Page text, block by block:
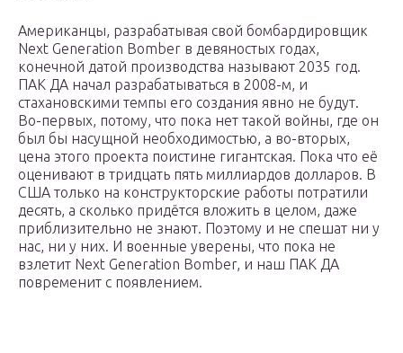
Американцы, разрабатывая свой бомбардировщик
Next Generation Bomber в девяностых годах,
конечной датой производства называют 2035 год.
ПАК ДА начал разрабатываться в 2008-м, и
стахановскими темпы его создания явно не будут.
Во-первых, потому, что пока нет такой войны, где он
был бы насущной необходимостью, а во-вторых,
цена этого проекта поистине гигантская. Пока что её
оценивают в тридцать пять миллиардов долларов. В
США только на конструкторские работы потратили
десять, а сколько придётся вложить в целом, даже
приблизительно не знают. Поэтому и не спешат ни у
нас, ни у них. И военные уверены, что пока не
взлетит Next Generation Bomber, и наш ПАК ДА
повременит с появлением.